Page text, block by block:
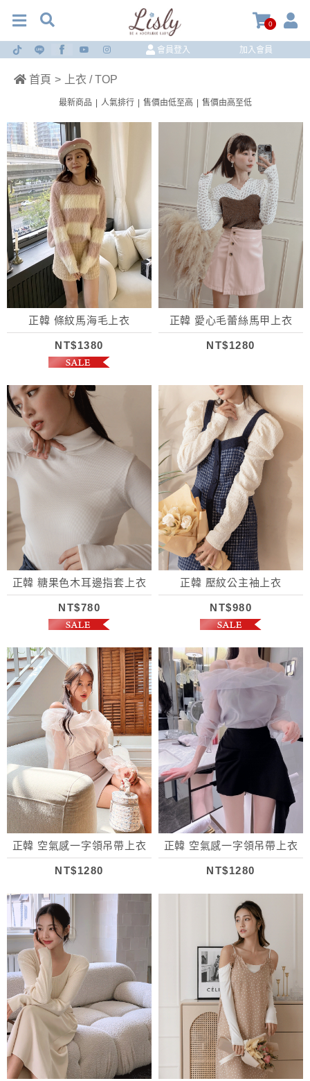
0
會員登入 加入會員
首頁 > 上衣 / TOP
最新商品 人氣排行 售價由低至高 售價由高至低
正韓 條紋馬海毛上衣
NT$1380
正韓 愛心毛蕾絲馬甲上衣
NT$1280
正韓 糖果色木耳邊指套上衣
NT$780
正韓 壓紋公主袖上衣
NT$980
正韓 空氣感一字領吊帶上衣
NT$1280
正韓 空氣感一字領吊帶上衣
NT$1280